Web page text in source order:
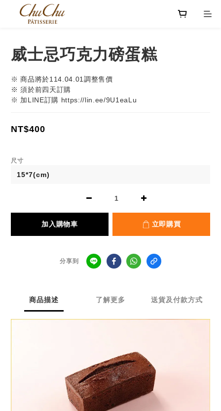
威士忌巧克力磅蛋糕
※ 商品將於114.04.01調整售價
※ 須於前四天訂購
※ 加LINE訂購 https://lin.ee/9U1eaLu
NT$400
尺寸
加入購物車 立即購買
分享到
商品描述 了解更多 送貨及付款方式